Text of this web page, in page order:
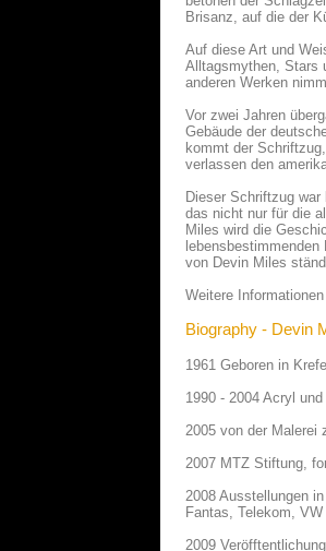
Brisanz, auf die der
Auf diese Art und
Alltagsmythen, Stars
anderen Werken
Vor zwei Jahren
Gebäude der
kommt der
verlassen den
Dieser Schriftzug
das nicht nur für die
Miles wird die
von Devin Miles
Weitere
Biography - Devin
1961 Geboren in
1990 - 2004 Acryl
2005 von der Malerei
2007 MTZ Stiftung,
2008 Ausstellungen
Fantas, Telekom, VW
2009